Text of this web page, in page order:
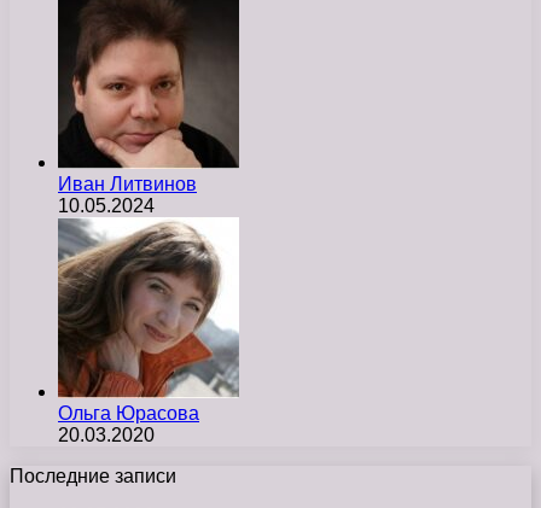
Иван Литвинов
10.05.2024
Ольга Юрасова
20.03.2020
Последние записи